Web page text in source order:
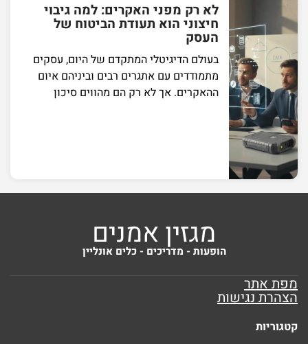
לא רק מפני האקרים: למה גיבוי
חיצוני הוא תעודת הביטוח של
העסק
בעולם הדיגיטלי המתקדם של היום, עסקים
מתמודדים עם אתגרים רבים וביניהם איום
ההאקרים. אך לא רק הם מהווים סיכון
מגזין אמנים
הופעות - מדריכים - כלים אונליין
מפת אתר
הצהרת נגישות
קטגוריות